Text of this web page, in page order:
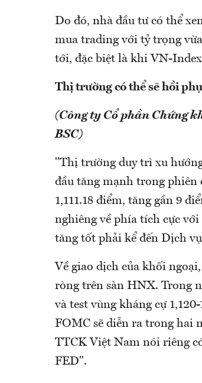
Do đó, nhà đầu tư có thể
mua trading với tỷ trọng
tới, đặc biệt là khi VN-Index
Thị trường có thể sẽ hồi
(Công ty Cổ phần Chứng
BSC)
"Thị trường duy trì xu
đầu tăng mạnh trong phiên
1,111.18 điểm, tăng gần 9
nghiêng về phía tích cực
tăng tốt phải kể đến Dịch
Về giao dịch của khối
ròng trên sàn HNX. Trong
và test vùng kháng cự
FOMC sẽ diễn ra trong hai
TTCK Việt Nam nói riêng
FED".